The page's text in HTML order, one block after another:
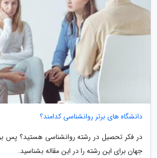
دانشگاه های برتر روانشناسی کدامند؟
در فکر تحصیل در رشته روانشناسی هستید؟ پس
جهان برای این رشته را در این مقاله بشناسید.